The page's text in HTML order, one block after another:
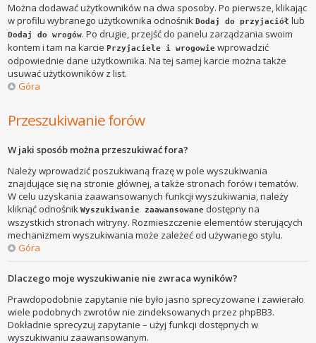
Można dodawać użytkowników na dwa sposoby. Po pierwsze, klikając
w profilu wybranego użytkownika odnośnikDodaj do przyjaciół lub
Dodaj do wrogów. Po drugie, przejść do panelu zarządzania swoim
kontem i tam na karciePrzyjaciele i wrogowie wprowadzić
odpowiednie dane użytkownika. Na tej samej karcie można także
usuwać użytkowników z list.
Góra
Przeszukiwanie forów
W jaki sposób można przeszukiwać fora?
Należy wprowadzić poszukiwaną frazę w pole wyszukiwania
znajdujące się na stronie głównej, a także stronach forów i tematów.
W celu uzyskania zaawansowanych funkcji wyszukiwania, należy
kliknąć odnośnikWyszukiwanie zaawansowane dostępny na
wszystkich stronach witryny. Rozmieszczenie elementów sterujących
mechanizmem wyszukiwania może zależeć od używanego stylu.
Góra
Dlaczego moje wyszukiwanie nie zwraca wyników?
Prawdopodobnie zapytanie nie było jasno sprecyzowane i zawierało
wiele podobnych zwrotów nie zindeksowanych przez phpBB3.
Dokładnie sprecyzuj zapytanie – użyj funkcji dostępnych w
wyszukiwaniu zaawansowanym.